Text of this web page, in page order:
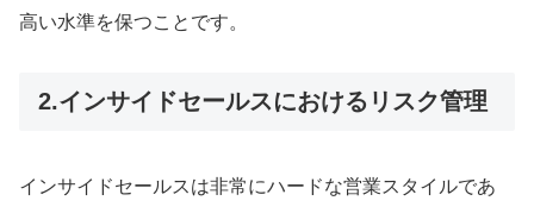
高い水準を保つことです。
2.インサイドセールスにおけるリスク管理
インサイドセールスは非常にハードな営業スタイルであ